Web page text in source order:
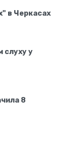
в Черкасах
слуху у
8